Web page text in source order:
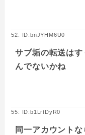
52: ID:bnJYHM6U0
サブ垢の転送は
んでないかね
55: ID:b1LrtDyR0
同一アカウント